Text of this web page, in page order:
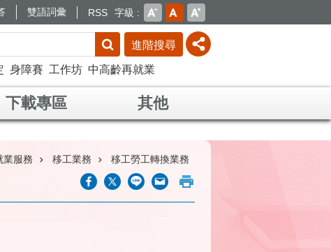
雙語詞彙 RSS 字級
進階搜尋
身障賽 工作坊 中高齡再就業
下載專區 其他
業服務 移工業務 移工勞工轉換業務